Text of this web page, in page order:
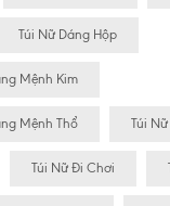
Túi Nữ Dáng Hộp
Mệnh Kim
Mệnh Thổ Túi
Túi Nữ Đi Chơi